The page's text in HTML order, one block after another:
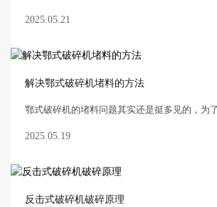
2025.05.21
​解决鄂式破碎机堵料的方法
2025.05.19
反击式破碎机破碎原理